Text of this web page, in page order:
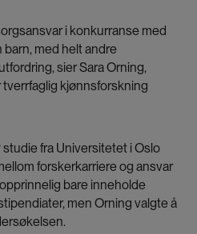
i konkurranse med
med helt andre
sier Sara Orning,
kjønnsforskning
fra Universitetet i Oslo
forskerkarriere og ansvar
bare inneholde
men Orning valgte å